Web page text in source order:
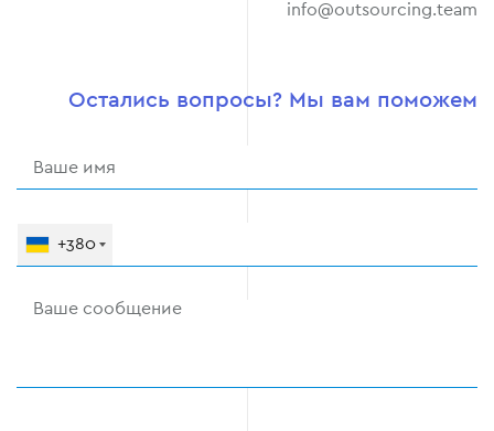
info@outsourcing.team
Остались вопросы? Мы вам поможем
+380